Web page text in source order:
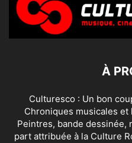
À
Culturesco : Un bon
Chroniques musicales
Peintres, bande dessinée,
part attribuée à la Culture